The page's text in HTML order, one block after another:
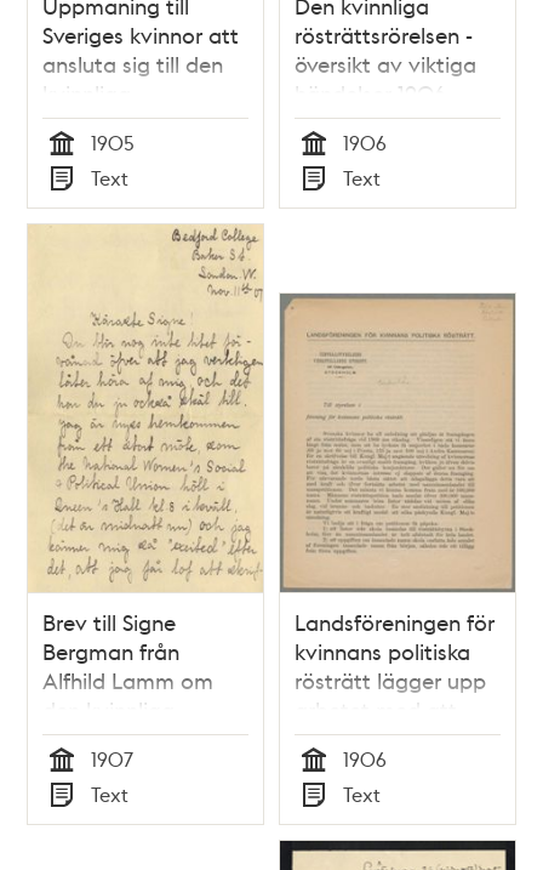
Uppmaning till
Sveriges kvinnor att
ansluta sig till den
kvinnliga
rösträttsrörelsen -
1905
Tid
1905
Typ
Text
Den kvinnliga
rösträttsrörelsen -
översikt av viktiga
händelser 1906
Tid
1906
Typ
Text
Brev till Signe
Bergman från
Alfhild Lamm om
den kvinnliga
rösträttsrörelsen i
Storbritannien -
1907
Tid
1907
Typ
Text
Landsföreningen för
kvinnans politiska
rösträtt lägger upp
arbetet med att
samla in
namnunderskrifter i
syfte att skynda på
utredningen om
kvinnlig rösträtt
Tid
1906
Typ
Text